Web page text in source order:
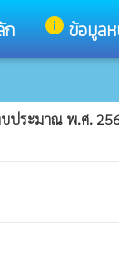
ก info ข้อมูล
ประมาณ พ.ศ.